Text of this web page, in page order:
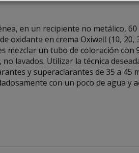
en un recipiente no metálico,
oxidante en crema Oxiwell (10,
mezclar un tubo de coloración con
lavados. Utilizar la técnica
y superaclarantes de 35 a 45
con un poco de agua y